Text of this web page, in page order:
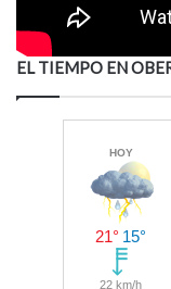
EL TIEMPO EN